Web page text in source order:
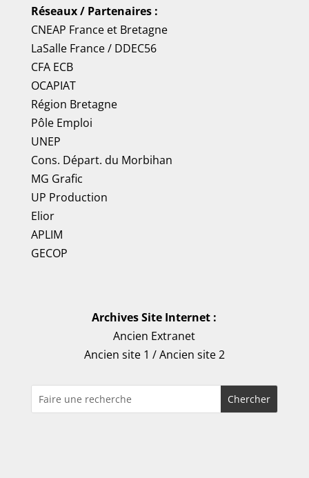
Réseaux / Partenaires :
CNEAP Franceet Bretagne
LaSalle France/ DDEC56
CFA ECB
OCAPIAT
Région Bretagne
Pôle Emploi
UNEP
Cons. Départ. du Morbihan
MG Grafic
UP Production
Elior
APLIM
GECOP
Archives Site Internet :
Ancien Extranet
Ancien site 1 /Ancien site 2